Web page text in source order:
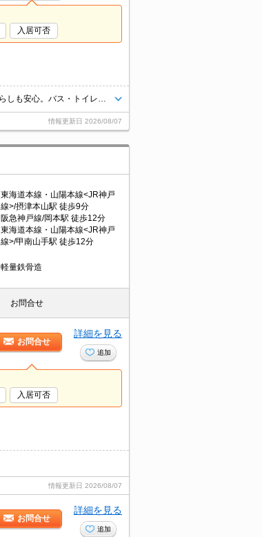
入居可否
情報更新日 2026/08/07
東海道本線・山陽本線<JR神戸
線>/摂津本山駅 徒歩9分
阪急神戸線/岡本駅 徒歩12分
東海道本線・山陽本線<JR神戸
線>/甲南山手駅 徒歩12分
軽量鉄骨造
お問合せ
お問合せ
詳細を見る
追加
入居可否
情報更新日 2026/08/07
お問合せ
詳細を見る
追加